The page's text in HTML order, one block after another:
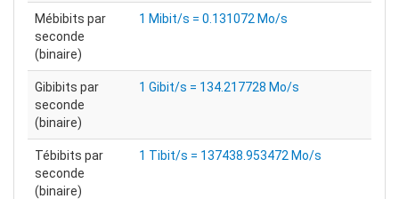
Mébibits par
seconde
(binaire)
1 Mibit/s = 0.131072 Mo/s
Gibibits par
seconde
(binaire)
1 Gibit/s = 134.217728 Mo/s
Tébibits par
seconde
(binaire)
1 Tibit/s = 137438.953472 Mo/s